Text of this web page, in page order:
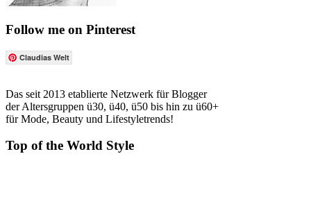
Follow me on Pinterest
Claudias Welt
Das seit 2013 etablierte Netzwerk für Blogger
der Altersgruppen ü30, ü40, ü50 bis hin zu ü60+
für Mode, Beauty und Lifestyletrends!
Top of the World Style